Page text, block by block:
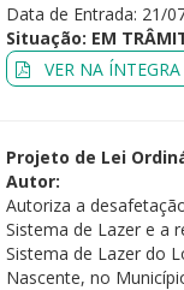
Data de Entrada: 21/
Situação: EM
VER NA ÍNTEGRA
Projeto de Lei
Autor:
Autoriza a
Sistema de Lazer e a
Sistema de Lazer do
Nascente, no